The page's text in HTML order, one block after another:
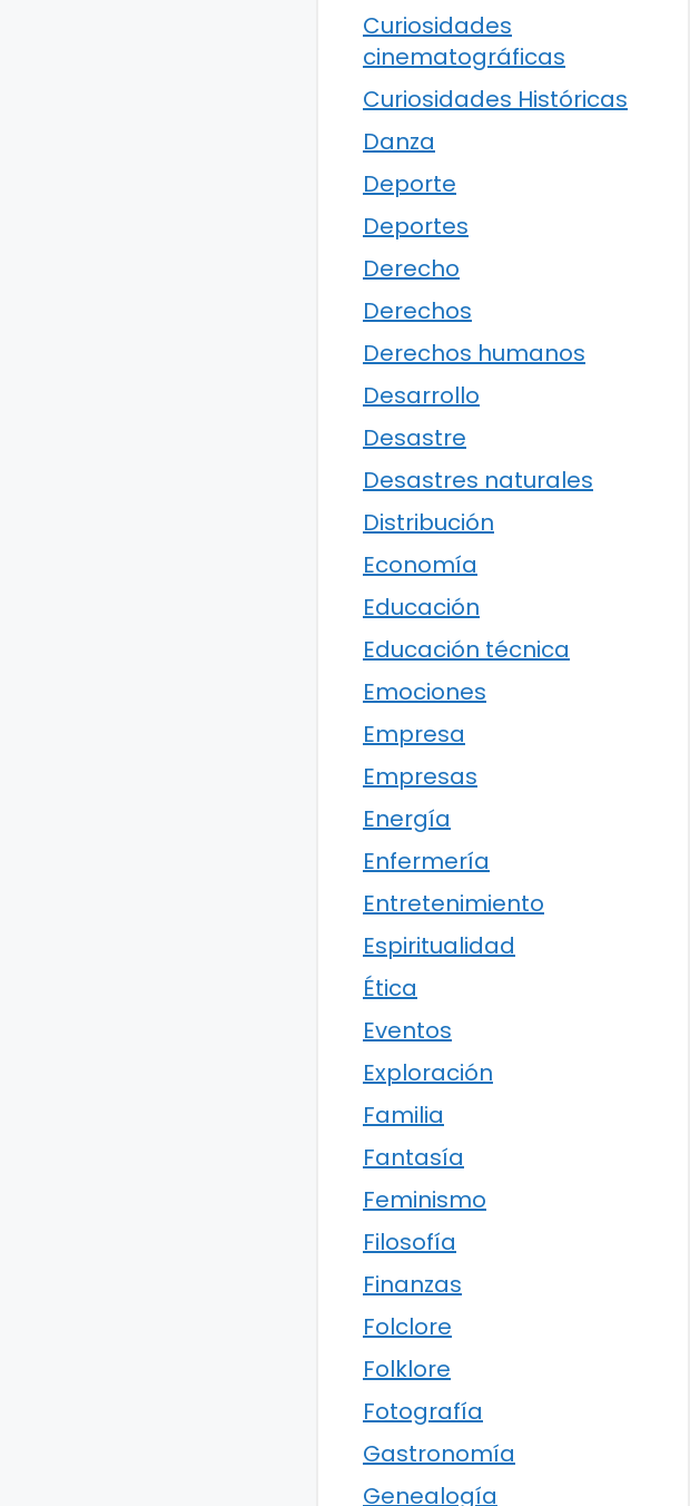
Curiosidades
cinematográficas
Curiosidades Históricas
Danza
Deporte
Deportes
Derecho
Derechos
Derechos humanos
Desarrollo
Desastre
Desastres naturales
Distribución
Economía
Educación
Educación técnica
Emociones
Empresa
Empresas
Energía
Enfermería
Entretenimiento
Espiritualidad
Ética
Eventos
Exploración
Familia
Fantasía
Feminismo
Filosofía
Finanzas
Folclore
Folklore
Fotografía
Gastronomía
Genealogía